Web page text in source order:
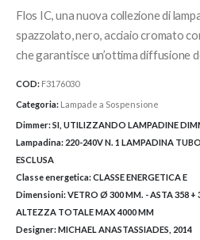
era:
645,00€.
è:
Flos IC, una nuova collezione di
spazzolato, nero, acciaio cromato
che garantisce un’ottima diffusione
COD: F3176030
Categoria: Lampade a Sospensione
Dimmer:SI, UTILIZZANDO LAMPADINE
Lampadina: 220-240V N. 1 LAMPADINA
ESCLUSA
Classe energetica:CLASSE ENERGETICA E
Dimensioni:VETRO Ø 300 MM. - ASTA 358 +
ALTEZZA TOTALE MAX 4000 MM
Designer:MICHAEL ANASTASSIADES, 2014